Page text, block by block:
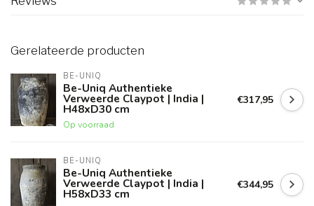
Gerelateerde producten
BE-UNIQ
Be-Uniq Authentieke
Verweerde Claypot | India |
H48xD30 cm
Op voorraad
€317,95
BE-UNIQ
Be-Uniq Authentieke
Verweerde Claypot | India |
H58xD33 cm
€344,95